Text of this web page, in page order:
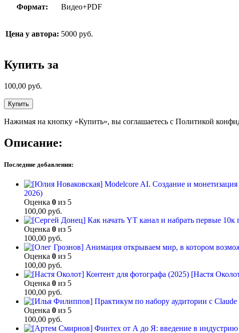
Формат: Видео+PDF
Цена у автора: 5000 руб.
Купить за
100,00 руб.
Купить
Нажимая на кнопку «Купить», вы соглашаетесь с Политикой
Описание:
Последние добавления:
2026)
Оценка 0 из 5
100,00 руб.
Оценка 0 из 5
100,00 руб.
Оценка 0 из 5
100,00 руб.
[Настя
Оценка 0 из 5
100,00 руб.
Оценка 0 из 5
100,00 руб.